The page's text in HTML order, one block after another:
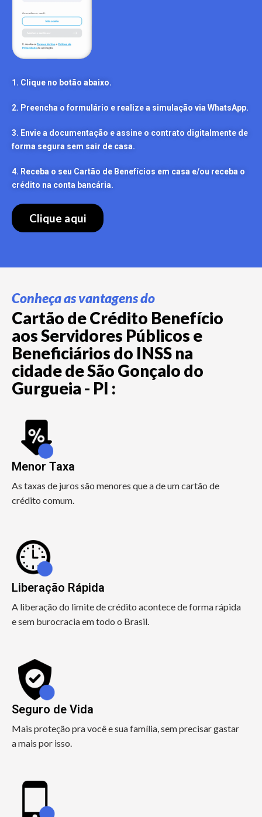
1. Clique no botão abaixo.
2. Preencha o formulário e realize a simulação via WhatsApp.
3. Envie a documentação e assine o contrato digitalmente de
forma segura sem sair de casa.
4. Receba o seu Cartão de Benefícios em casa e/ou receba o
crédito na conta bancária.
Clique aqui
Conheça as vantagens do
Cartão de Crédito Benefício
aos Servidores Públicos e
Beneficiários do INSS na
cidade de São Gonçalo do
Gurgueia - PI :
Menor Taxa
As taxas de juros são menores que a de um cartão de
crédito comum.
Liberação Rápida
A liberação do limite de crédito acontece de forma rápida
e sem burocracia em todo o Brasil.
Seguro de Vida
Mais proteção pra você e sua família, sem precisar gastar
a mais por isso.